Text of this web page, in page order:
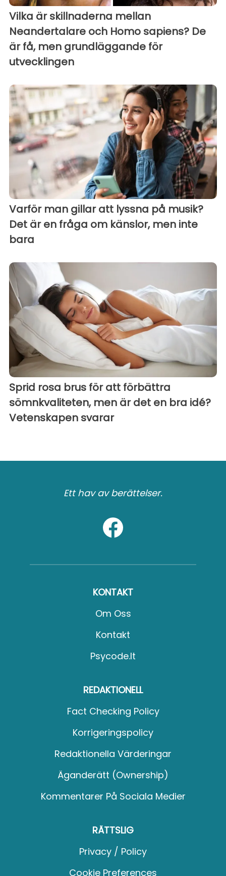
Vilka är skillnaderna mellan
Neandertalare och Homo sapiens? De
är få, men grundläggande för
utvecklingen
Varför man gillar att lyssna på musik?
Det är en fråga om känslor, men inte
bara
Sprid rosa brus för att förbättra
sömnkvaliteten, men är det en bra idé?
Vetenskapen svarar
Ett hav av berättelser.
KONTAKT
Om Oss
Kontakt
Psycode.it
REDAKTIONELL
Fact Checking Policy
Korrigeringspolicy
Redaktionella Värderingar
Äganderätt (Ownership)
Kommentarer På Sociala Medier
RÄTTSLIG
Privacy / Policy
Cookie Preferences